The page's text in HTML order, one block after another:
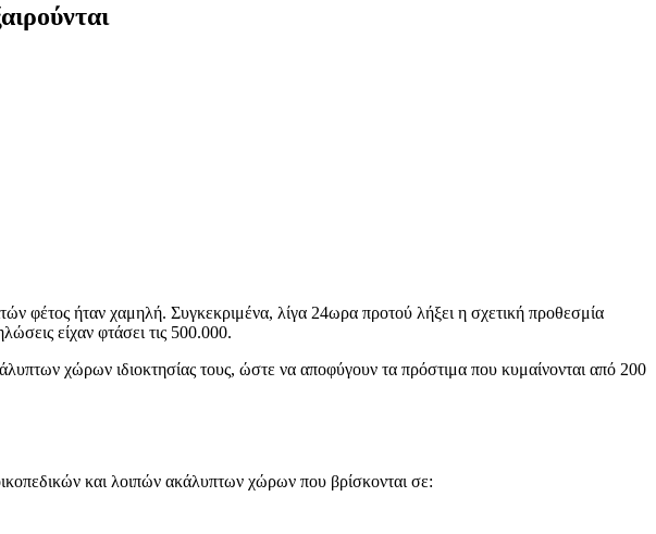
φέτος ήταν χαμηλή. Συγκεκριμένα, λίγα 24ωρα προτού λήξει η σχετική προθεσμία
είχαν φτάσει τις 500.000.
χώρων ιδιοκτησίας τους, ώστε να αποφύγουν τα πρόστιμα που κυμαίνονται από 200
και λοιπών ακάλυπτων χώρων που βρίσκονται σε: